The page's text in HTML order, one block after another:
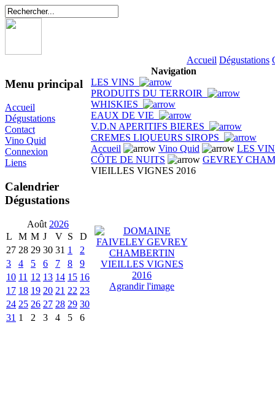
Accueil Dégustations
Menu principal
Accueil
Dégustations
Contact
Vino Quid
Connexion
Liens
Calendrier
Dégustations
Août 2026
L
M M J V S
D
27 28 29 30 31 1
2
3
4 5 6 7 8
9
10 11 12 13 14 15 16
17 18 19 20 21 22 23
24 25 26 27 28 29 30
31 1 2 3 4 5 6
Navigation
LES VINS
PRODUITS DU TERROIR
WHISKIES
EAUX DE VIE
V.D.N APERITIFS BIERES
CREMES LIQUEURS SIROPS
Accueil
Vino Quid
LES
CÔTE DE NUITS
GEVREY
VIEILLES VIGNES 2016
Agrandir l'image